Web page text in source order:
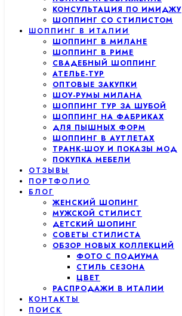
КОНСУЛЬТАЦИЯ ПО ИМИДЖУ
ШОППИНГ СО СТИЛИСТОМ
ШОППИНГ В ИТАЛИИ
ШОППИНГ В МИЛАНЕ
ШОППИНГ В РИМЕ
СВАДЕБНЫЙ ШОППИНГ
АТЕЛЬЕ-ТУР
ОПТОВЫЕ ЗАКУПКИ
ШОУ-РУМЫ МИЛАНА
ШОППИНГ ТУР ЗА ШУБОЙ
ШОППИНГ НА ФАБРИКАХ
ДЛЯ ПЫШНЫХ ФОРМ
ШОППИНГ В АУТЛЕТАХ
ТРАНК-ШОУ И ПОКАЗЫ МОД
ПОКУПКА МЕБЕЛИ
ОТЗЫВЫ
ПОРТФОЛИО
БЛОГ
ЖЕНСКИЙ ШОПИНГ
МУЖСКОЙ СТИЛИСТ
ДЕТСКИЙ ШОПИНГ
СОВЕТЫ СТИЛИСТА
ОБЗОР НОВЫХ КОЛЛЕКЦИЙ
ФОТО С ПОДИУМА
СТИЛЬ СЕЗОНА
ЦВЕТ
РАСПРОДАЖИ В ИТАЛИИ
КОНТАКТЫ
ПОИСК